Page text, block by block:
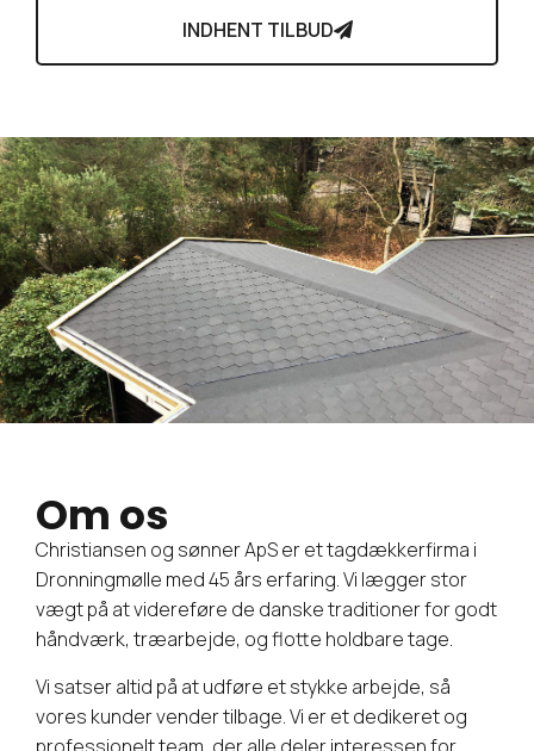
INDHENT TILBUD
Om os
Christiansen og sønner ApS er et tagdækkerfirma i
Dronningmølle med 45 års erfaring. Vi lægger stor
vægt på at videreføre de danske traditioner for godt
håndværk, træarbejde, og flotte holdbare tage.
Vi satser altid på at udføre et stykke arbejde, så
vores kunder vender tilbage. Vi er et dedikeret og
professionelt team, der alle deler interessen for